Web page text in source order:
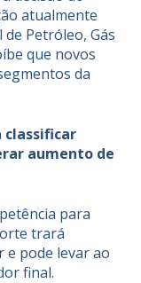
atualmente
Petróleo, Gás
que novos
da
classificar
aumento de
para
trará
e pode levar ao
final.